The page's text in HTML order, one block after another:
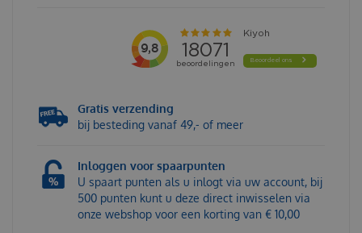
Gratis verzending
bij besteding vanaf 49,- of meer
Inloggen voor spaarpunten
U spaart punten als u inlogt via uw account, bij
500 punten kunt u deze direct inwisselen via
onze webshop voor een korting van € 10,00